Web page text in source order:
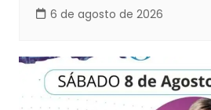
6 de agosto de 2026